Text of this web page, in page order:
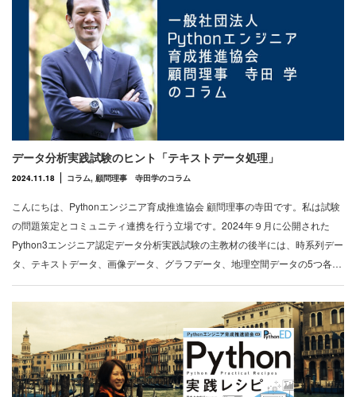
データ分析実践試験のヒント「テキストデータ処理」
2024.11.18 コラム, 顧問理事 寺田学のコラム
こんにちは、Pythonエンジニア育成推進協会 顧問理事の寺田です。私は試験
の問題策定とコミュニティ連携を行う立場です。2024年９月に公開された
Python3エンジニア認定データ分析実践試験の主教材の後半には、時系列デー
タ、テキストデータ、画像データ、グラフデータ、地理空間データの5つ各…